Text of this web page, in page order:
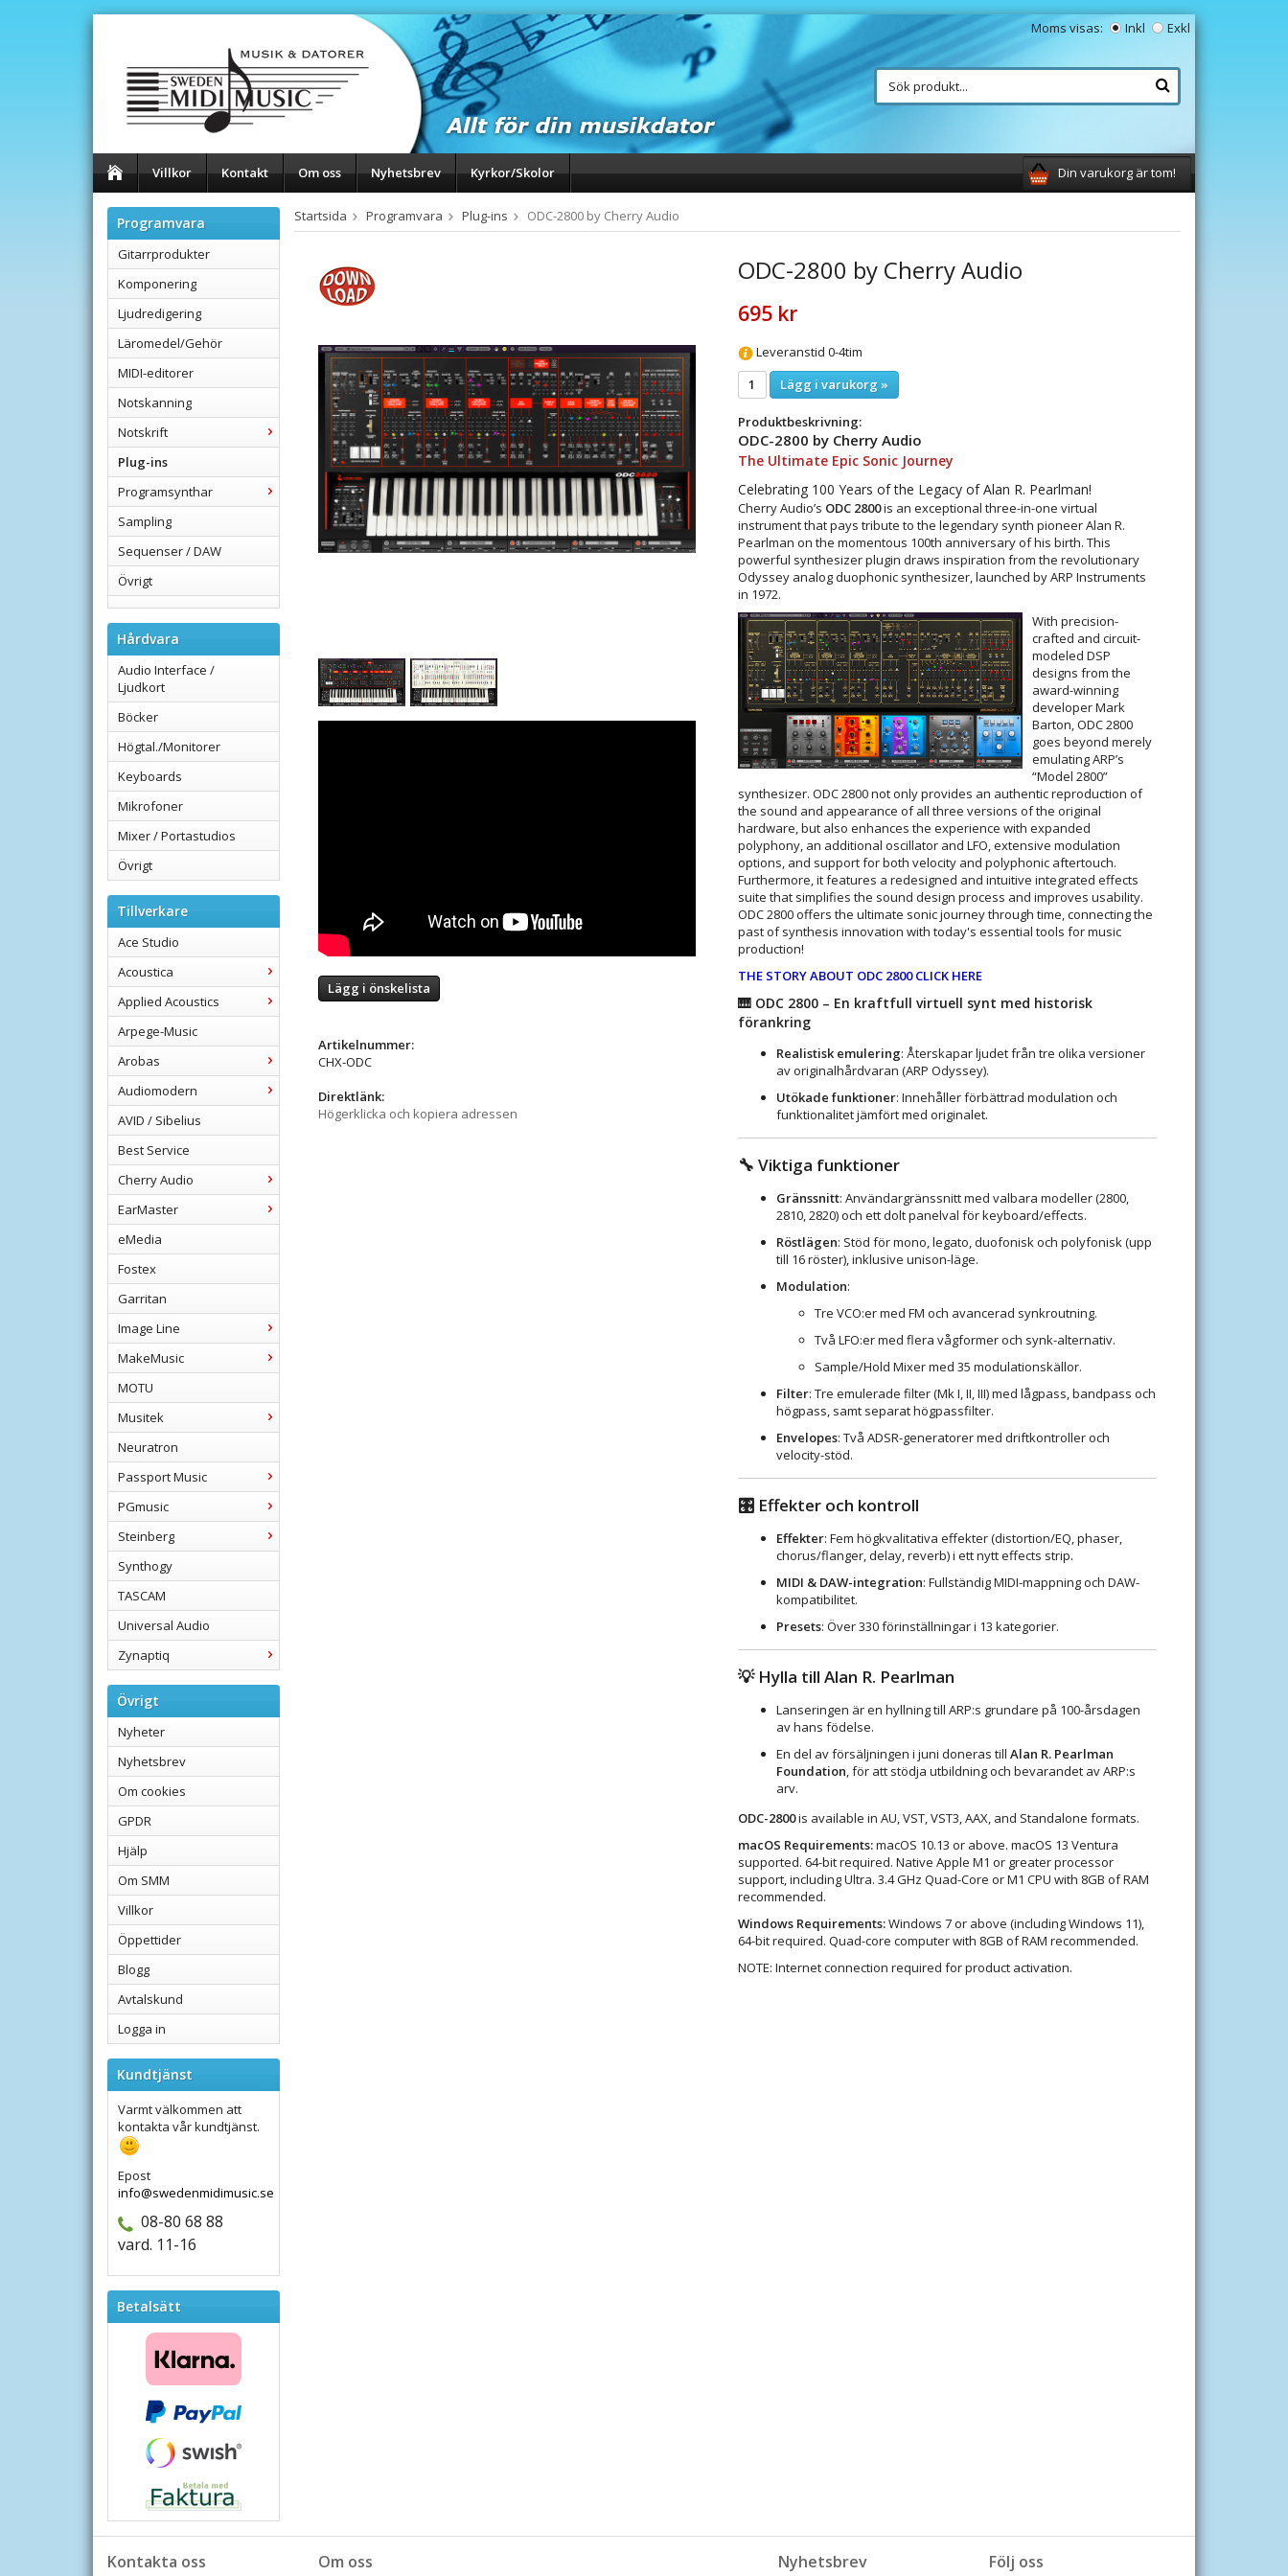
Moms visas: Inkl Exkl
Villkor Kontakt Om oss Nyhetsbrev Kyrkor/Skolor Din varukorg är tom!
Programvara
Gitarrprodukter
Komponering
Ljudredigering
Läromedel/Gehör
MIDI-editorer
Notskanning
Notskrift
Plug-ins
Programsynthar
Sampling
Sequenser / DAW
Övrigt
Hårdvara
Audio Interface /
Ljudkort
Böcker
Högtal./Monitorer
Keyboards
Mikrofoner
Mixer / Portastudios
Övrigt
Tillverkare
Ace Studio
Acoustica
Applied Acoustics
Arpege-Music
Arobas
Audiomodern
AVID / Sibelius
Best Service
Cherry Audio
EarMaster
eMedia
Fostex
Garritan
Image Line
MakeMusic
MOTU
Musitek
Neuratron
Passport Music
PGmusic
Steinberg
Synthogy
TASCAM
Universal Audio
Zynaptiq
Övrigt
Nyheter
Nyhetsbrev
Om cookies
GPDR
Hjälp
Om SMM
Villkor
Öppettider
Blogg
Avtalskund
Logga in
Kundtjänst
Varmt välkommen att
kontakta vår kundtjänst.
Epost
info@swedenmidimusic.se
08-80 68 88
vard. 11-16
Betalsätt
Startsida Programvara Plug-ins ODC-2800 by Cherry Audio
ODC-2800 by Cherry Audio
695 kr
Leveranstid 0-4tim
Lägg i varukorg »
Produktbeskrivning:
ODC-2800 by Cherry Audio
The Ultimate Epic Sonic Journey
Celebrating 100 Years of the Legacy of Alan R. Pearlman!
Cherry Audio’s ODC 2800is an exceptional three-in-one virtual
instrument that pays tribute to the legendary synth pioneer Alan R.
Pearlman on the momentous 100th anniversary of his birth. This
powerful synthesizer plugin draws inspiration from the revolutionary
Odyssey analog duophonic synthesizer, launched by ARP Instruments
in 1972.
With precision-
crafted and circuit-
modeled DSP
designs from the
award-winning
developer Mark
Barton, ODC 2800
goes beyond merely
emulating ARP’s
“Model 2800”
synthesizer. ODC 2800 not only provides an authentic reproduction of
the sound and appearance of all three versions of the original
hardware, but also enhances the experience with expanded
polyphony, an additional oscillator and LFO, extensive modulation
options, and support for both velocity and polyphonic aftertouch.
Furthermore, it features a redesigned and intuitive integrated effects
suite that simplifies the sound design process and improves usability.
ODC 2800 offers the ultimate sonic journey through time, connecting the
past of synthesis innovation with today's essential tools for music
production!
THE STORY ABOUT ODC 2800 CLICK HERE
🎹 ODC 2800 – En kraftfull virtuell synt med historisk
förankring
Realistisk emulering: Återskapar ljudet från tre olika versioner
av originalhårdvaran (ARP Odyssey).
Utökade funktioner: Innehåller förbättrad modulation och
funktionalitet jämfört med originalet.
🔧 Viktiga funktioner
Gränssnitt: Användargränssnitt med valbara modeller (2800,
2810, 2820) och ett dolt panelval för keyboard/effects.
Röstlägen: Stöd för mono, legato, duofonisk och polyfonisk (upp
till 16 röster), inklusive unison-läge.
Modulation:
Tre VCO:er med FM och avancerad synkroutning.
Två LFO:er med flera vågformer och synk-alternativ.
Sample/Hold Mixer med 35 modulationskällor.
Filter: Tre emulerade filter (Mk I, II, III) med lågpass, bandpass och
högpass, samt separat högpassfilter.
Envelopes: Två ADSR-generatorer med driftkontroller och
velocity-stöd.
🎛️ Effekter och kontroll
Effekter: Fem högkvalitativa effekter (distortion/EQ, phaser,
chorus/flanger, delay, reverb) i ett nytt effects strip.
MIDI & DAW-integration: Fullständig MIDI-mappning och DAW-
kompatibilitet.
Presets: Över 330 förinställningar i 13 kategorier.
💡 Hylla till Alan R. Pearlman
Lanseringen är en hyllning till ARP:s grundare på 100-årsdagen
av hans födelse.
En del av försäljningen i juni doneras till Alan R. Pearlman
Foundation, för att stödja utbildning och bevarandet av ARP:s
arv.
ODC-2800is available in AU, VST, VST3, AAX, and Standalone formats.
macOS Requirements:macOS 10.13 or above. macOS 13 Ventura
supported. 64-bit required. Native Apple M1 or greater processor
support, including Ultra. 3.4 GHz Quad-Core or M1 CPU with 8GB of RAM
recommended.
Windows Requirements:Windows 7 or above (including Windows 11),
64-bit required. Quad-core computer with 8GB of RAM recommended.
NOTE: Internet connection required for product activation.
Lägg i önskelista
Artikelnummer:
CHX-ODC
Direktlänk:
Högerklicka och kopiera adressen
Kontakta oss Följ oss
Nyhetsbrev
Om oss